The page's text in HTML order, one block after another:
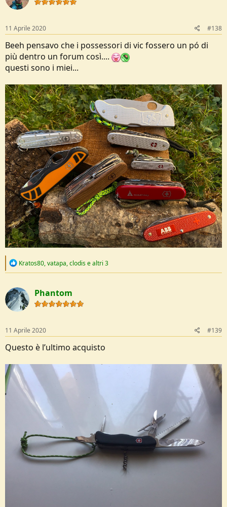
o
s
:
11 Aprile 2020 #138
Beeh pensavo che i possessori di vic fossero un pó di
più dentro un forum così....
questi sono i miei...
R
c
t
i
o
s
:
Kratos80,vatapa,clodise altri 3
Phantom
11 Aprile 2020 #139
Questo è l’ultimo acquisto